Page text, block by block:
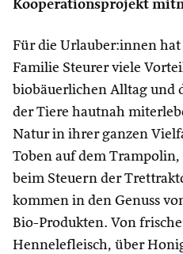
Kooperationsprojekt
Für die Urlauber:innen
Familie Steurer viele
biobäuerlichen Alltag und
der Tiere hautnah
Natur in ihrer ganzen
Toben auf dem
beim Steuern der
kommen in den Genuss
Bio-Produkten. Von
Hennelefleisch, über